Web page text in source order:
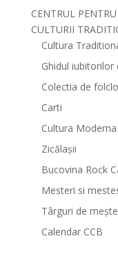
CENTRUL
CULTURII
Cultura
Ghidul iubitorilor
Colectia de
Carti
Cultura Moderna
Zicălașii
Bucovina Rock
Mesteri si
Târguri de
Calendar CCB